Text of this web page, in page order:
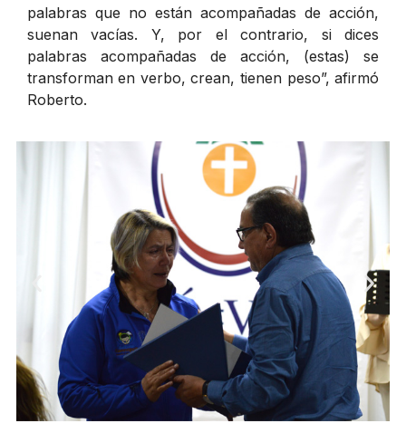
palabras que no están acompañadas de acción,
suenan vacías. Y, por el contrario, si dices
palabras acompañadas de acción, (estas) se
transforman en verbo, crean, tienen peso”, afirmó
Roberto.